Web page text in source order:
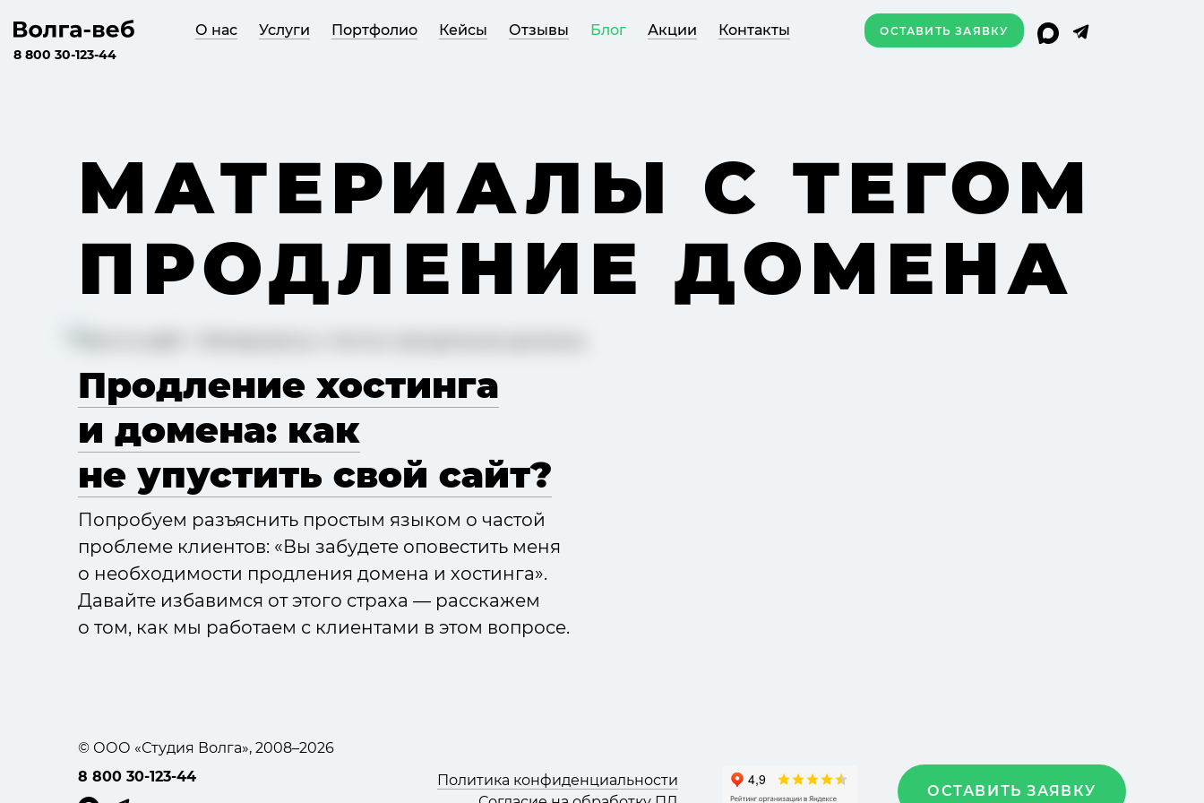
О нас Услуги Портфолио Кейсы Отзывы Блог Акции Контакты ОСТАВИТЬ ЗАЯВКУ
8 800 30-123-44
МАТЕРИАЛЫ С ТЕГОМ
ПРОДЛЕНИЕ ДОМЕНА
Продление хостинга
и домена: как
не упустить свой сайт?
Попробуем разъяснить простым языком о частой
проблеме клиентов: «Вы забудете оповестить меня
о необходимости продления домена и хостинга».
Давайте избавимся от этого страха — расскажем
о том, как мы работаем с клиентами в этом вопросе.
© ООО «Студия Волга», 2008–2026
8 800 30-123-44
Политика конфиденциальности
ОСТАВИТЬ ЗАЯВКУ